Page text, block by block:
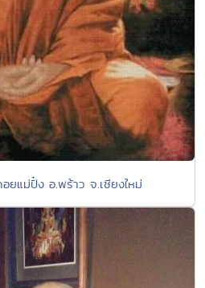
แม่ปั๋ง อ.พร้าว จ.เชียงใหม่